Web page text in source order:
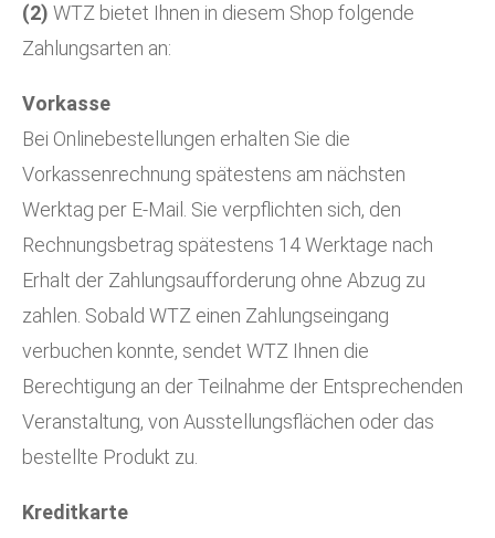
(2) WTZ bietet Ihnen in diesem Shop folgende
Zahlungsarten an:
Vorkasse
Bei Onlinebestellungen erhalten Sie die
Vorkassenrechnung spätestens am nächsten
Werktag per E-Mail. Sie verpflichten sich, den
Rechnungsbetrag spätestens 14 Werktage nach
Erhalt der Zahlungsaufforderung ohne Abzug zu
zahlen. Sobald WTZ einen Zahlungseingang
verbuchen konnte, sendet WTZ Ihnen die
Berechtigung an der Teilnahme der Entsprechenden
Veranstaltung, von Ausstellungsflächen oder das
bestellte Produkt zu.
Kreditkarte